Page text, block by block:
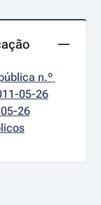
n.º
05-26
26